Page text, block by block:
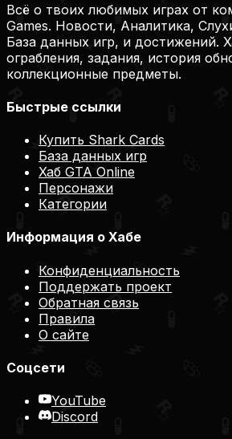
Всё о твоих любимых играх от
Games. Новости, Аналитика,
База данных игр, и достижений.
ограбления, задания, история
коллекционные предметы.
Быстрые ссылки
Купить Shark Cards
База данных игр
Хаб GTA Online
Персонажи
Категории
Информация о Хабе
Конфиденциальность
Поддержать проект
Обратная связь
Правила
О сайте
Соцсети
YouTube
Discord